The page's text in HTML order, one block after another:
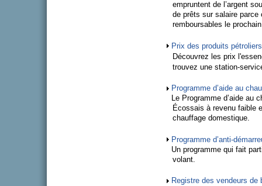
empruntent de l’argent
de prêts sur salaire
remboursables le
Prix des produits pétroliers
Découvrez les prix
trouvez une station-
Programme d’aide au
Le Programme d’aide au
Écossais à revenu faible
chauffage domestique.
Programme d’anti-
Un programme qui fait
volant.
Registre des vendeurs